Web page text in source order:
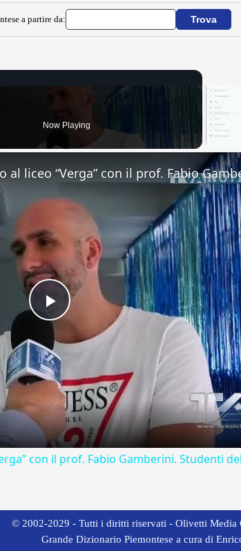
a partire da:
Now Playing
Play
Video
con il prof. Fabio Gamberini. Studenti
© 2002-2029 - Tutti i diritti riservati - Olivetti Media
Grande Dizionario Piemontese a cura di